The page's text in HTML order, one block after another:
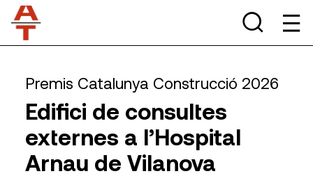
Premis Catalunya Construcció 2026
Edifici de consultes
externes a l’Hospital
Arnau de Vilanova